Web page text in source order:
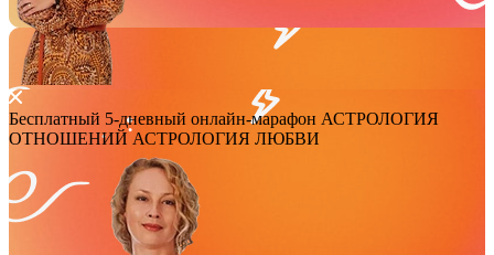
Бесплатный 5-дневный онлайн-марафон АСТРОЛОГИЯ
ОТНОШЕНИЙ АСТРОЛОГИЯ ЛЮБВИ